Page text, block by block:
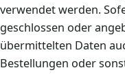
verwendet werden.
geschlossen oder
übermittelten Daten
Bestellungen oder